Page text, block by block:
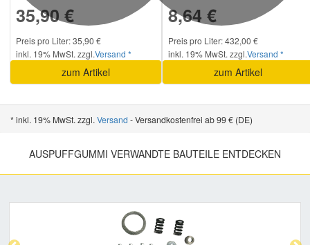
35,90 €
Preis pro Liter: 35,90 €
inkl. 19% MwSt. zzgl.Versand *
zum Artikel
8,64 €
Preis pro Liter: 432,00 €
inkl. 19% MwSt. zzgl.Versand *
zum Artikel
* inkl. 19% MwSt. zzgl. Versand - Versandkostenfrei ab 99 € (DE)
AUSPUFFGUMMI VERWANDTE BAUTEILE ENTDECKEN